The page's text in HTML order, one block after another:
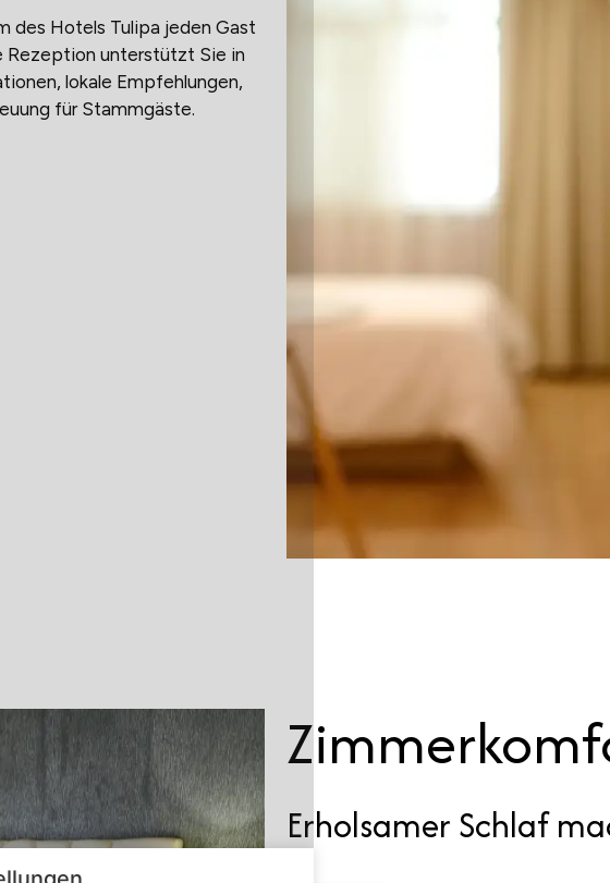
des Hotels Tulipa jeden Gast
Rezeption unterstützt Sie in
lokale Empfehlungen,
für Stammgäste.
Erholsamer Schlaf